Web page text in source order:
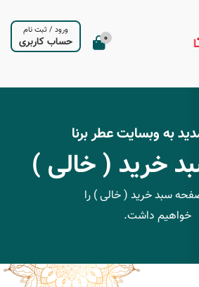
0
ورود / ثبت نام
حساب کاربری
به وبسایت عطر برنا
خرید ( خالی )
سبد خرید ( خالی ) را
خواهیم داشت.